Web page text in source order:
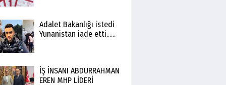
Adalet Bakanlığı istedi
Yunanistan iade etti......
İŞ İNSANI ABDURRAHMAN
EREN MHP LİDERİ